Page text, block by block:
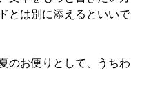
とは別に添えるといいで
のお便りとして
、うちわ